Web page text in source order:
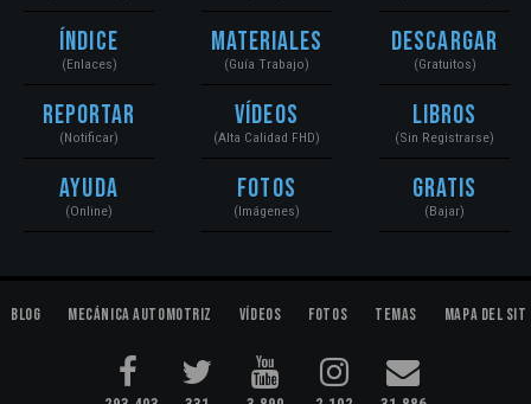
Índice
(Enlaces)
Reportar
(Notificar)
Ayuda
(Online)
Materiales
(Guía Trabajo)
Vídeos
(Alta Calidad FHD)
Fotos
(Imágenes)
Descargar
(Gratuitos)
Libros
(Sin Registrarse)
Gratis
(Bajar)
Blog Mecánica Automotriz Vídeos Fotos Temas Mapa del